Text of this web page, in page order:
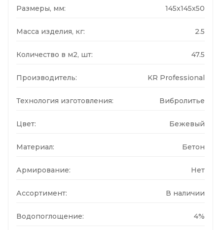
Размеры, мм: 145x145x50
Масса изделия, кг: 2.5
Количество в м2, шт: 47.5
Производитель: KR Professional
Технология изготовления: Вибролитье
Цвет: Бежевый
Материал: Бетон
Армирование: Нет
Ассортимент: В наличии
Водопоглощение: 4%